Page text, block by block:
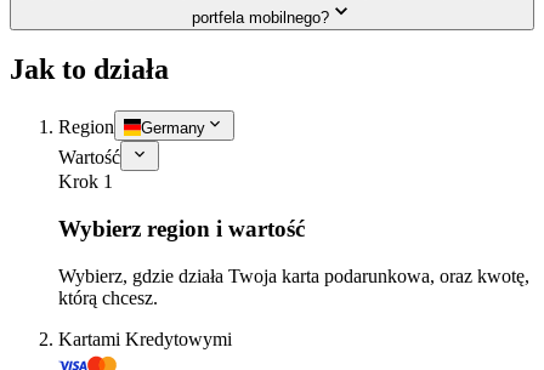
portfela mobilnego?
Jak to działa
Region Germany
Wartość
Krok 1
Wybierz region i wartość
Wybierz, gdzie działa Twoja karta podarunkowa, oraz kwotę,
którą chcesz.
Kartami Kredytowymi